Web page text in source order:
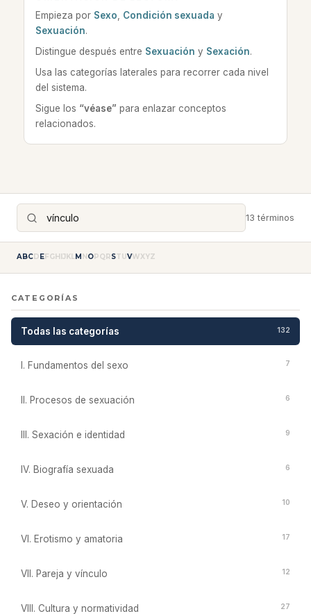
Empieza por Sexo Condición sexuada y
Sexuación.
Distingue después entre Sexuación y Sexación.
Usa las categorías laterales para recorrer cada nivel
del sistema.
Sigue los “véase” para enlazar conceptos
relacionados.
13 términos
ABCDEFGHIJKL MNOPQRSTUVWXYZ
CATEGORÍAS
Todas las categorías 132
I. Fundamentos del sexo 7
II. Procesos de sexuación 6
III. Sexación e identidad 9
IV. Biografía sexuada 6
V. Deseo y orientación 10
VI. Erotismo y amatoria 17
VII. Pareja y vínculo 12
VIII. Cultura y normatividad 27